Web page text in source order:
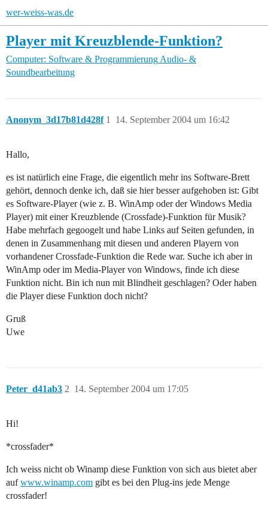
wer-weiss-was.de
Player mit Kreuzblende-Funktion?
Computer: Software & Programmierung Audio- &
Soundbearbeitung
Anonym_3d17b81d428f 14. September 2004 um 16:42
1
Hallo,
es ist natürlich eine Frage, die eigentlich mehr ins Software-Brett
gehört, dennoch denke ich, daß sie hier besser aufgehoben ist: Gibt
es Software-Player (wie z. B. WinAmp oder der Windows Media
Player) mit einer Kreuzblende (Crossfade)-Funktion für Musik?
Habe mehrfach gegoogelt und habe Links auf Seiten gefunden, in
denen in Zusammenhang mit diesen und anderen Playern von
vorhandener Crossfade-Funktion die Rede war. Suche ich aber in
WinAmp oder im Media-Player von Windows, finde ich diese
Funktion nicht. Bin ich nun mit Blindheit geschlagen? Oder haben
die Player diese Funktion doch nicht?
Gruß
Uwe
Peter_d41ab3 14. September 2004 um 17:05
2
Hi!
*crossfader*
Ich weiss nicht ob Winamp diese Funktion von sich aus bietet aber
aufwww.winamp.com gibt es bei den Plug-ins jede Menge
crossfader!